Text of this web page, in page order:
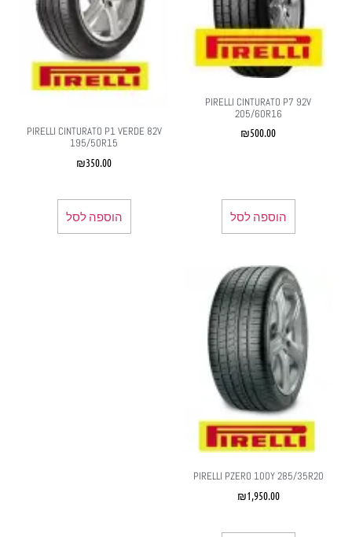
PIRELLI CINTURATO P7 92V
205/60R16
₪500.00
הוספה לסל
PIRELLI CINTURATO P1 VERDE 82V
195/50R15
₪350.00
הוספה לסל
PIRELLI PZERO 100Y 285/35R20
₪1,950.00